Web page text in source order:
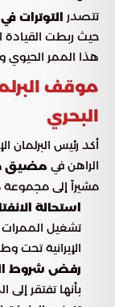
تتصدر التوترات
حيث ربطت القيادة
هذا الممر الحيوي
موقف
البحري
أكد رئيس البرلمان
الراهن في مضيق
مشيراً إلى مجموعة
استحالة
تشغيل الممرات
الإيرانية تحت
رفض شروط
بأنها تفتقر